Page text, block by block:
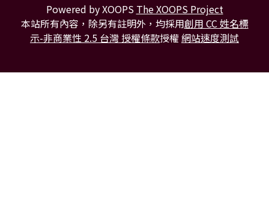
Powered by XOOPS The XOOPS Project
本站所有內容，除另有註明外，均採用創用 CC 姓名標
示-非商業性 2.5 台灣 授權條款授權網站速度測試